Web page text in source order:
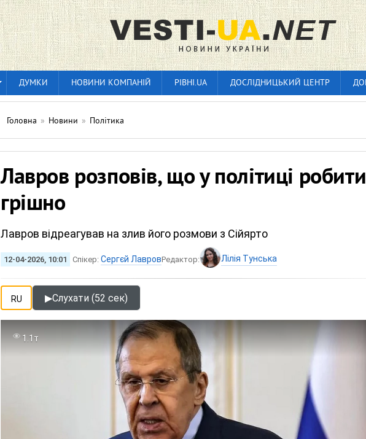
ДУМКИ НОВИНИ КОМПАНІЙ РІВНІ.UA ДОСЛІДНИЦЬКИЙ ЦЕНТР
Головна » Новини » Політика
Лавров розповів, що у політиці робити
грішно
Лавров відреагував на злив його розмови з Сійярто
12-04-2026, 10:01 Спікер: Сергєй ЛавровРедактор: Лілія Тунська
RU ▶Слухати (52 сек)
1.1т